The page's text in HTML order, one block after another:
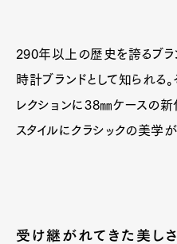
290年以上の歴史を誇るブラ
時計ブランドとして知られる
レクションに38㎜ケースの
スタイルにクラシックの美学が
受け継がれてきた美し